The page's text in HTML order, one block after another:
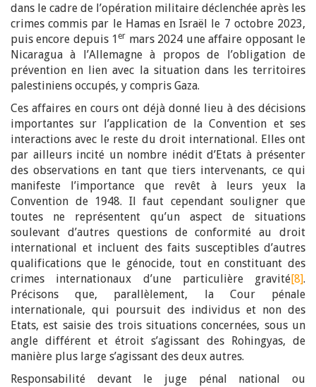
dans le cadre de l’opération militaire déclenchée après les
crimes commis par le Hamas en Israël le 7 octobre 2023,
puis encore depuis 1 er mars 2024 une affaire opposant le
Nicaragua à l’Allemagne à propos de l’obligation de
prévention en lien avec la situation dans les territoires
palestiniens occupés, y compris Gaza.
Ces affaires en cours ont déjà donné lieu à des décisions
importantes sur l’application de la Convention et ses
interactions avec le reste du droit international. Elles ont
par ailleurs incité un nombre inédit d’Etats à présenter
des observations en tant que tiers intervenants, ce qui
manifeste l’importance que revêt à leurs yeux la
Convention de 1948. Il faut cependant souligner que
toutes ne représentent qu’un aspect de situations
soulevant d’autres questions de conformité au droit
international et incluent des faits susceptibles d’autres
qualifications que le génocide, tout en constituant des
crimes internationaux d’une particulière gravité[8].
Précisons que, parallèlement, la Cour pénale
internationale, qui poursuit des individus et non des
Etats, est saisie des trois situations concernées, sous un
angle différent et étroit s’agissant des Rohingyas, de
manière plus large s’agissant des deux autres.
Responsabilité devant le juge pénal national ou